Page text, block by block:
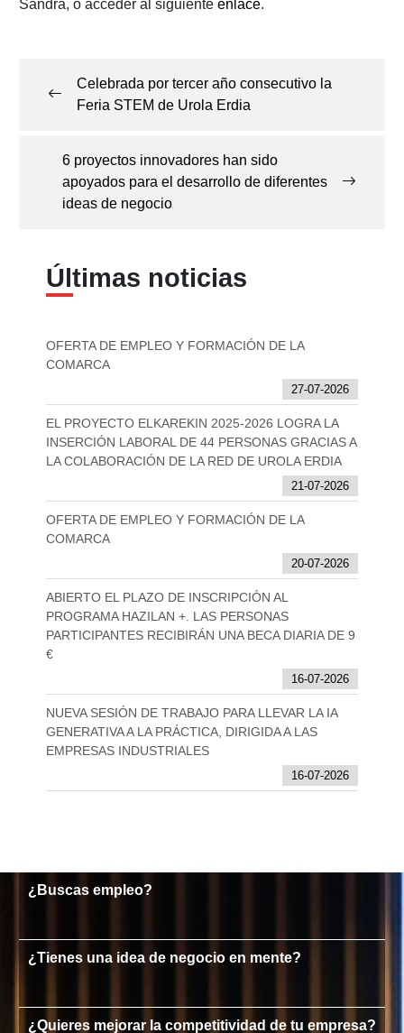
Sandra, o acceder al siguiente enlace.
entradas
Celebrada por tercer año consecutivo la
Feria STEM de Urola Erdia
6 proyectos innovadores han sido
apoyados para el desarrollo de diferentes
ideas de negocio
Últimas noticias
OFERTA DE EMPLEO Y FORMACIÓN DE LA
COMARCA
27-07-2026
EL PROYECTO ELKAREKIN 2025-2026 LOGRA LA
INSERCIÓN LABORAL DE 44 PERSONAS GRACIAS A
LA COLABORACIÓN DE LA RED DE UROLA ERDIA
21-07-2026
OFERTA DE EMPLEO Y FORMACIÓN DE LA
COMARCA
20-07-2026
ABIERTO EL PLAZO DE INSCRIPCIÓN AL
PROGRAMA HAZILAN +. LAS PERSONAS
PARTICIPANTES RECIBIRÁN UNA BECA DIARIA DE 9
€
16-07-2026
NUEVA SESIÓN DE TRABAJO PARA LLEVAR LA IA
GENERATIVA A LA PRÁCTICA, DIRIGIDA A LAS
EMPRESAS INDUSTRIALES
16-07-2026
¿Buscas empleo?
¿Tienes una idea de negocio en mente?
¿Quieres mejorar la competitividad de tu empresa?